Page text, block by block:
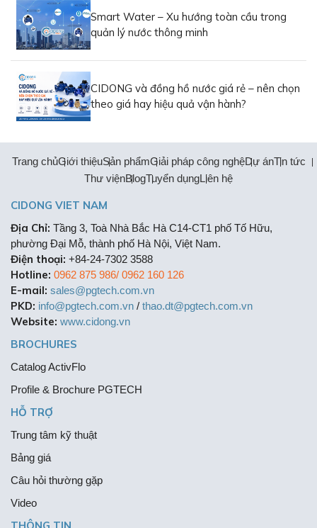
dụng phổ biến và được PGTECH lắp đặt rất nhiều tại thị
trường Việt Nam bởi tính tiện lợi, giá thành tốt và vận hành
ổn định.
Smart Water – Xu hướng toàn cầu trong
quản lý nước thông minh
CIDONG và đồng hồ nước giá rẻ – nên chọn
theo giá hay hiệu quả vận hành?
Trang chủGiới thiệuSản phẩmGiải pháp công nghệDự ánTin tức
Thư việnBlogTuyển dụngLiên hệ
CIDONG VIET NAM
Địa Chỉ: Tầng 3, Toà Nhà Bắc Hà C14-CT1 phố Tố Hữu,
phường Đại Mỗ, thành phố Hà Nội, Việt Nam.
Điện thoại: +84-24-7302 3588
Hotline: 0962 875 986/ 0962 160 126
E-mail: sales@pgtech.com.vn
PKD: info@pgtech.com.vn / thao.dt@pgtech.com.vn
Website: www.cidong.vn
BROCHURES
Catalog ActivFlo
Profile & Brochure PGTECH
HỖ TRỢ
Trung tâm kỹ thuật
Bảng giá
Câu hỏi thường gặp
Video